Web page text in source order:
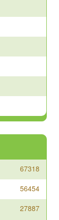
67318
56454
27887